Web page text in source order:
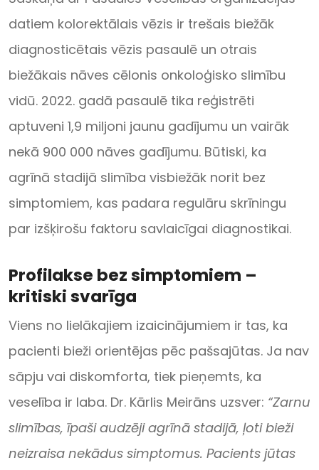
datiem kolorektālais vēzis ir trešais biežāk
diagnosticētais vēzis pasaulē un otrais
biežākais nāves cēlonis onkoloģisko slimību
vidū. 2022. gadā pasaulē tika reģistrēti
aptuveni 1,9 miljoni jaunu gadījumu un vairāk
nekā 900 000 nāves gadījumu. Būtiski, ka
agrīnā stadijā slimība visbiežāk norit bez
simptomiem, kas padara regulāru skrīningu
par izšķirošu faktoru savlaicīgai diagnostikai.
Profilakse bez simptomiem –
kritiski svarīga
Viens no lielākajiem izaicinājumiem ir tas, ka
pacienti bieži orientējas pēc pašsajūtas. Ja nav
sāpju vai diskomforta, tiek pieņemts, ka
veselība ir laba. Dr. Kārlis Meirāns uzsver: “Zarnu
slimības, īpaši audzēji agrīnā stadijā, ļoti bieži
neizraisa nekādus simptomus. Pacients jūtas